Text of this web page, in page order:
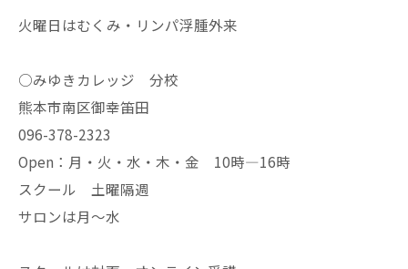
火曜日はむくみ・リンパ浮腫外来
○みゆきカレッジ 分校
熊本市南区御幸笛田
096-378-2323
Open：月・火・水・木・金 10時—16時
スクール 土曜隔週
サロンは月〜水